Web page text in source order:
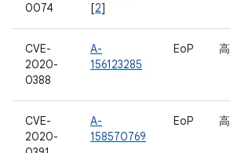
0074
[2]
CVE-
2020-
0388
A-
156123285
EoP 高
CVE-
2020-
A-
158570769
EoP 高